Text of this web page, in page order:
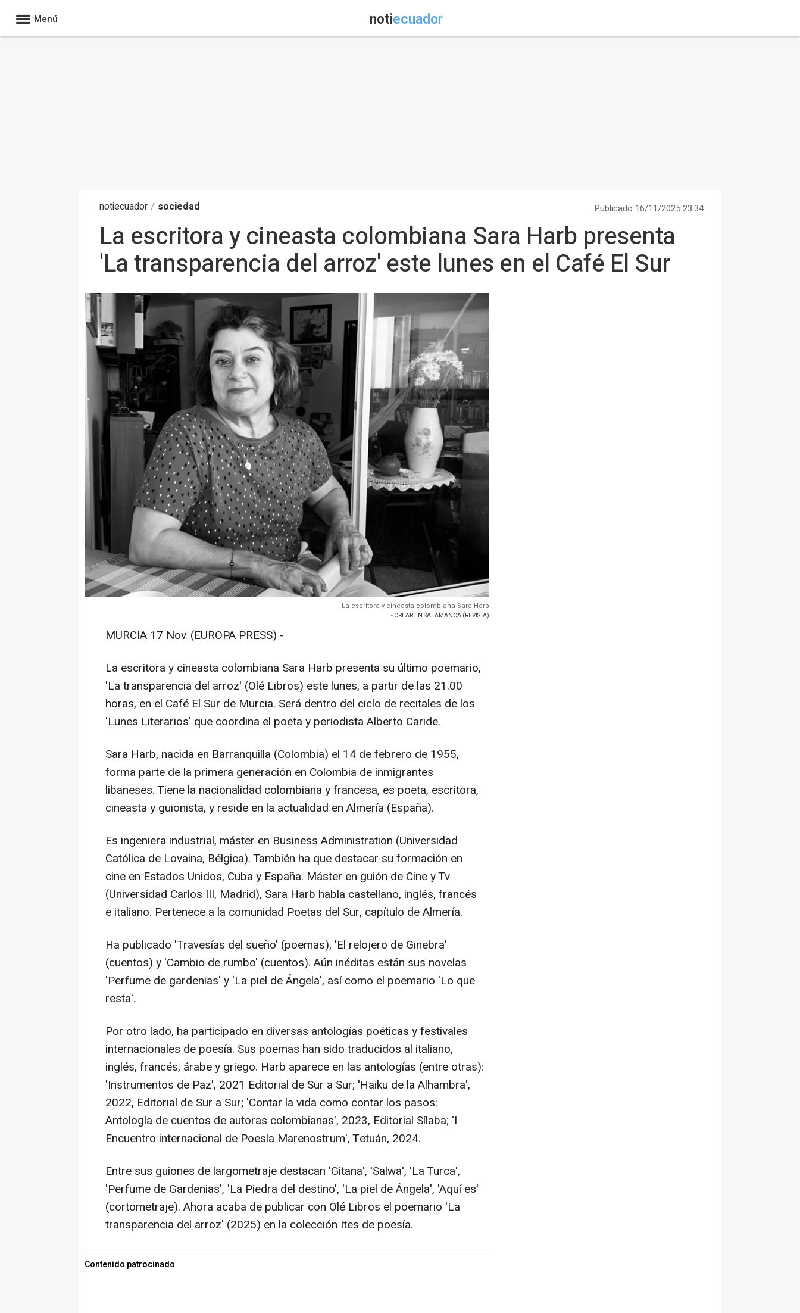
Menú notiecuador
notiecuador / sociedad Publicado 16/11/2025 23:34
La escritora y cineasta colombiana Sara Harb presenta
'La transparencia del arroz' este lunes en el Café El Sur
La escritora y cineasta colombiana Sara Harb
- CREAR EN SALAMANCA (REVISTA)
MURCIA 17 Nov. (EUROPA PRESS) -
La escritora y cineasta colombiana Sara Harb presenta su último poemario,
'La transparencia del arroz' (Olé Libros) este lunes, a partir de las 21.00
horas, en el Café El Sur de Murcia. Será dentro del ciclo de recitales de los
'Lunes Literarios' que coordina el poeta y periodista Alberto Caride.
Sara Harb, nacida en Barranquilla (Colombia) el 14 de febrero de 1955,
forma parte de la primera generación en Colombia de inmigrantes
libaneses. Tiene la nacionalidad colombiana y francesa, es poeta, escritora,
cineasta y guionista, y reside en la actualidad en Almería (España).
Es ingeniera industrial, máster en Business Administration (Universidad
Católica de Lovaina, Bélgica). También ha que destacar su formación en
cine en Estados Unidos, Cuba y España. Máster en guión de Cine y Tv
(Universidad Carlos III, Madrid), Sara Harb habla castellano, inglés, francés
e italiano. Pertenece a la comunidad Poetas del Sur, capítulo de Almería.
Ha publicado 'Travesías del sueño' (poemas), 'El relojero de Ginebra'
(cuentos) y 'Cambio de rumbo' (cuentos). Aún inéditas están sus novelas
'Perfume de gardenias' y 'La piel de Ángela', así como el poemario 'Lo que
resta'.
Por otro lado, ha participado en diversas antologías poéticas y festivales
internacionales de poesía. Sus poemas han sido traducidos al italiano,
inglés, francés, árabe y griego. Harb aparece en las antologías (entre otras):
'Instrumentos de Paz', 2021 Editorial de Sur a Sur; 'Haiku de la Alhambra',
2022, Editorial de Sur a Sur; 'Contar la vida como contar los pasos:
Antología de cuentos de autoras colombianas', 2023, Editorial Sílaba; 'I
Encuentro internacional de Poesía Marenostrum', Tetuán, 2024.
Entre sus guiones de largometraje destacan 'Gitana', 'Salwa', 'La Turca',
'Perfume de Gardenias', 'La Piedra del destino', 'La piel de Ángela', 'Aquí es'
(cortometraje). Ahora acaba de publicar con Olé Libros el poemario 'La
transparencia del arroz' (2025) en la colección Ites de poesía.
Contenido patrocinado